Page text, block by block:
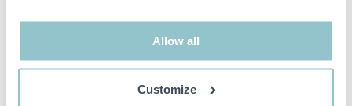
Allow all
Customize
Om fordonet säljs utanför Sverige/export så kommer
och utan försäkring för att transporteras på väg.